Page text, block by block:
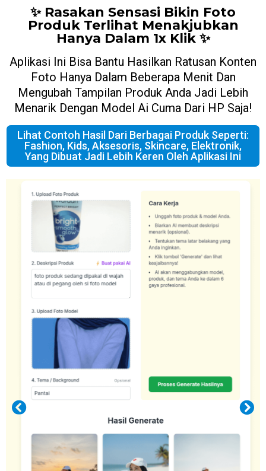
✨ Rasakan Sensasi Bikin Foto
Produk Terlihat Menakjubkan
Hanya Dalam 1x Klik ✨
Aplikasi Ini Bisa Bantu Hasilkan Ratusan Konten
Foto Hanya Dalam Beberapa Menit Dan
Mengubah Tampilan Produk Anda Jadi Lebih
Menarik Dengan Model Ai Cuma Dari HP Saja!
Lihat Contoh Hasil Dari Berbagai Produk Seperti:
Fashion, Kids, Aksesoris, Skincare, Elektronik,
Yang Dibuat Jadi Lebih Keren Oleh Aplikasi Ini